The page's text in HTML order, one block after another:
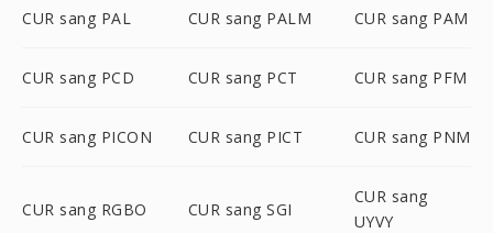
CUR sang PAL CUR sang PALM CUR sang PAM
CUR sang PCD CUR sang PCT CUR sang PFM
CUR sang PICON CUR sang PICT CUR sang PNM
CUR sang RGBO CUR sang SGI
CUR sang
UYVY